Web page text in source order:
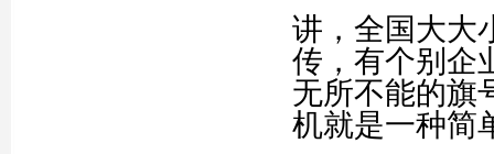
讲，全国大大
传，有个别企
无所不能的旗
机就是一种简